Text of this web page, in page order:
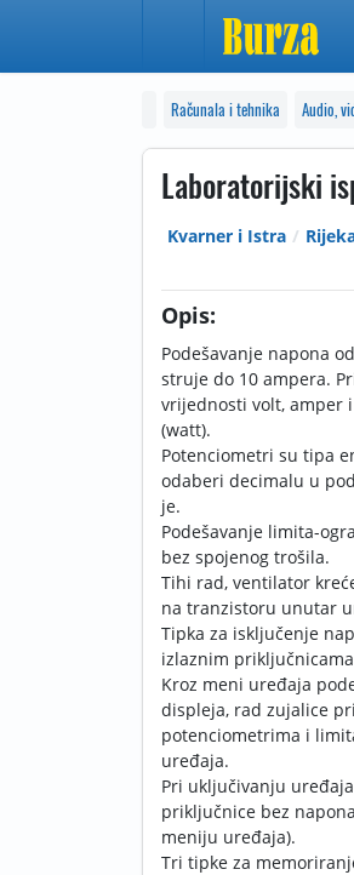
Računala i tehnika Audio,
Laboratorijski
Kvarner i Istra
Opis:
Podešavanje napona
struje do 10 ampera.
vrijednosti volt, amper
(watt).
Potenciometri su tipa
odaberi decimalu u
je.
Podešavanje limita-
bez spojenog trošila.
Tihi rad, ventilator
na tranzistoru unutar
Tipka za isključenje
izlaznim
Kroz meni uređaja
displeja, rad zujalice
potenciometrima i
uređaja.
Pri uključivanju
priključnice bez
meniju uređaja).
Tri tipke za